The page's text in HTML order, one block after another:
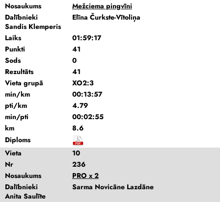
Nosaukums
Mežciema pingvīni
Dalībnieki
Elīna Čurkste-Vītoliņa
Sandis Klemperis
Laiks
01:59:17
Punkti
41
Sods
0
Rezultāts
41
Vieta grupā
XO2:3
min/km
00:13:57
pti/km
4.79
min/pti
00:02:55
km
8.6
Diploms
Vieta
10
Nr
236
Nosaukums
PRO x 2
Dalībnieki
Sarma Novicāne Lazdāne
Anita Saulīte